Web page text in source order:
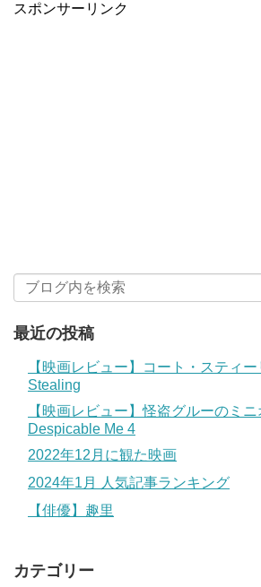
スポンサーリンク
最近の投稿
【映画レビュー】コート・スティ
Stealing
【映画レビュー】怪盗グルーのミ
Despicable Me 4
2022年12月に観た映画
2024年1月 人気記事ランキング
【俳優】趣里
カテゴリー